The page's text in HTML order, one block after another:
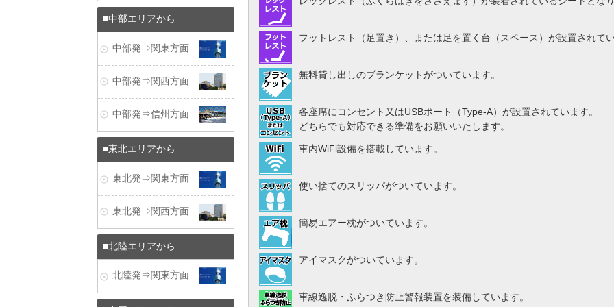
フットレスト（足置き）、または足を置く台（スペース）が設置されてい
無料貸し出しのブランケットがついています。
各座席にコンセント又はUSBポート（Type-A）が設置されています。
どちらでも対応できる準備をお願いいたします。
車内WiFi設備を搭載しています。
使い捨てのスリッパがついています。
簡易エアー枕がついています。
アイマスクがついています。
車線逸脱・ふらつき防止警報装置を装備しています。
中部エリアから
中部発⇒関東方面
中部発⇒関西方面
中部発⇒信州方面
東北エリアから
東北発⇒関東方面
東北発⇒関西方面
北陸エリアから
北陸発⇒関東方面